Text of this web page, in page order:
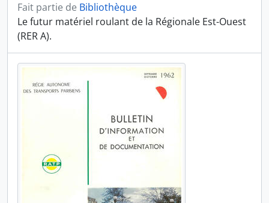
Fait partie de Bibliothèque
Le futur matériel roulant de la Régionale Est-Ouest
(RER A).